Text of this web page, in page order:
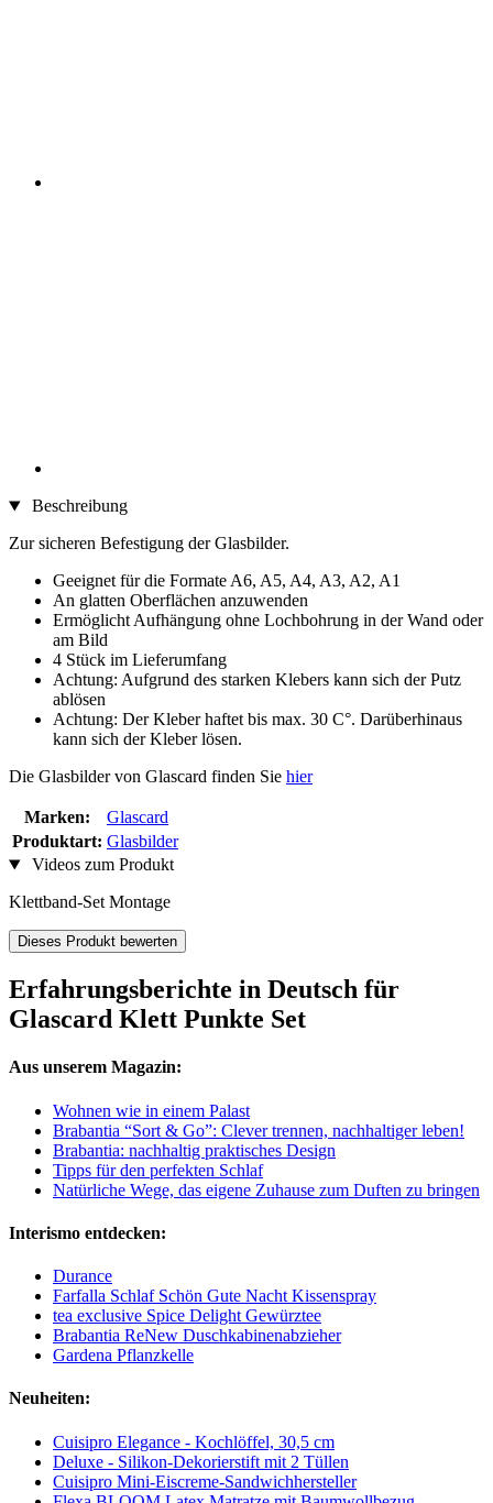
Beschreibung
Zur sicheren Befestigung der Glasbilder.
Geeignet für die Formate A6, A5, A4, A3, A2, A1
An glatten Oberflächen anzuwenden
Ermöglicht Aufhängung ohne Lochbohrung in der Wand oder
am Bild
4 Stück im Lieferumfang
Achtung: Aufgrund des starken Klebers kann sich der Putz
ablösen
Achtung: Der Kleber haftet bis max. 30 C°. Darüberhinaus
kann sich der Kleber lösen.
Die Glasbilder von Glascard finden Sie hier
Marken:
Glascard
Produktart: Glasbilder
Videos zum Produkt
Klettband-Set Montage
Dieses Produkt bewerten
Erfahrungsberichte in Deutsch für
Glascard Klett Punkte Set
Aus unserem Magazin:
Wohnen wie in einem Palast
Brabantia “Sort & Go”: Clever trennen, nachhaltiger leben!
Brabantia: nachhaltig praktisches Design
Tipps für den perfekten Schlaf
Natürliche Wege, das eigene Zuhause zum Duften zu bringen
Interismo entdecken:
Durance
Farfalla Schlaf Schön Gute Nacht Kissenspray
tea exclusive Spice Delight Gewürztee
Brabantia ReNew Duschkabinenabzieher
Gardena Pflanzkelle
Neuheiten:
Cuisipro Elegance - Kochlöffel, 30,5 cm
Deluxe - Silikon-Dekorierstift mit 2 Tüllen
Cuisipro Mini-Eiscreme-Sandwichhersteller